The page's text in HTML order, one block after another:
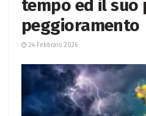
tempo ed il suo
peggioramento
24 Febbraio 2026